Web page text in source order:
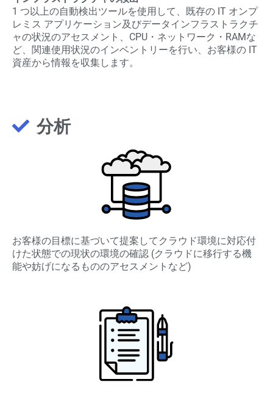
1 つ以上の自動検出ツールを使用して、既存の IT オンプ
レミス アプリケーション及びデータインフラストラクチ
ャの状況のアセスメント、CPU・ネットワーク・RAMな
ど、関連使用状況のインベントリーを行い、お客様の IT
資産から情報を収集します。
分析
お客様の目標に基づいて提案してクラウド環境に対応付
けた状態での現状の環境の確認 (クラウドに移行する機
能や妨げになるもののアセスメントなど)